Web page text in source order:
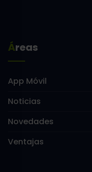
Áreas
App Móvil
Noticias
Novedades
Ventajas